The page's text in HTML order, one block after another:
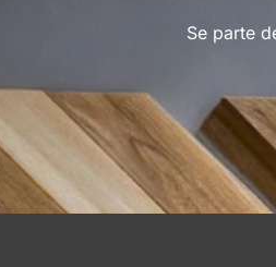
Se parte